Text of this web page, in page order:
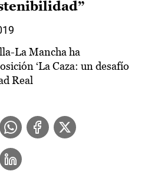
La Mancha ha
‘La Caza: un desafío
Real